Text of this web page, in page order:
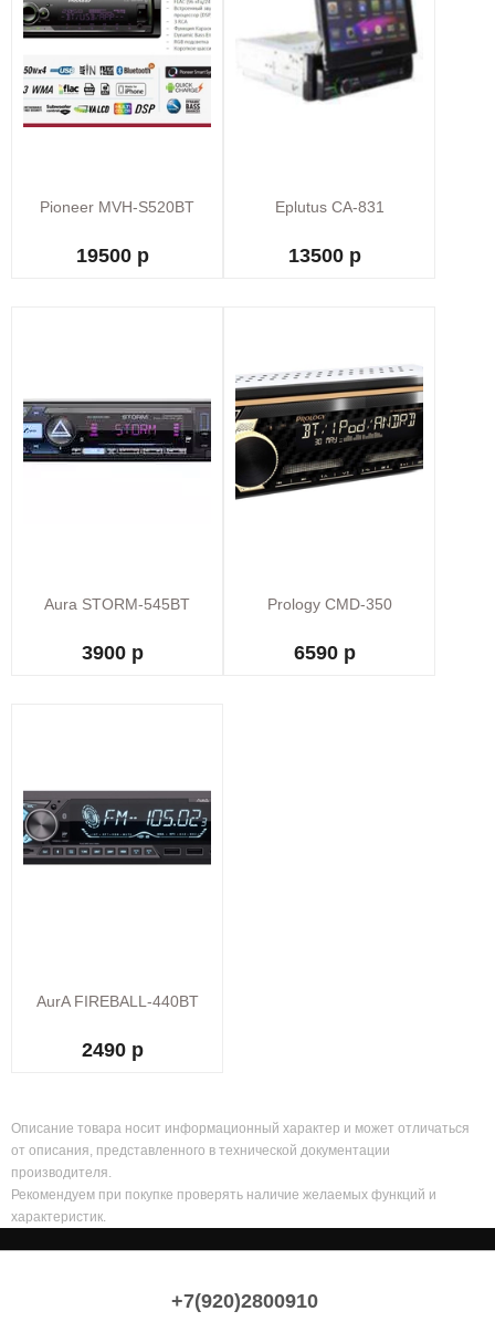
Pioneer MVH-S520BT
19500 р
Eplutus CA-831
13500 р
Aura STORM-545BT
3900 р
Prology CMD-350
6590 р
AurA FIREBALL-440BT
2490 р
Описание товара носит информационный характер и может отличаться
от описания, представленного в технической документации
производителя.
Рекомендуем при покупке проверять наличие желаемых функций и
характеристик.
+7(920)2800910